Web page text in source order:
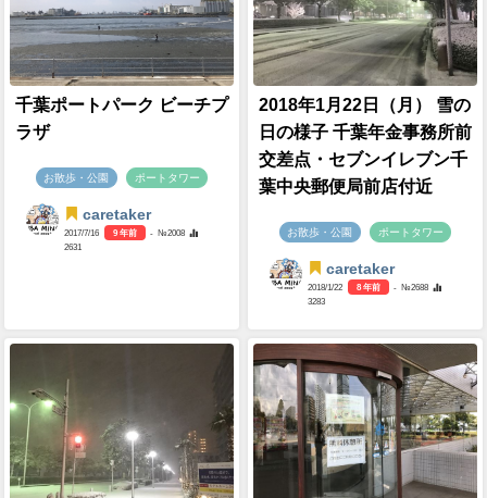
千葉ポートパーク ビーチプ
ラザ
お散歩・公園 ポートタワー
caretaker
2017/7/16 9 年前
- №2008
2631
2018年1月22日（月） 雪の
日の様子 千葉年金事務所前
交差点・セブンイレブン千
葉中央郵便局前店付近
お散歩・公園 ポートタワー
caretaker
2018/1/22 8 年前
- №2688
3283